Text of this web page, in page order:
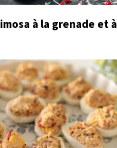
à la grenade et à